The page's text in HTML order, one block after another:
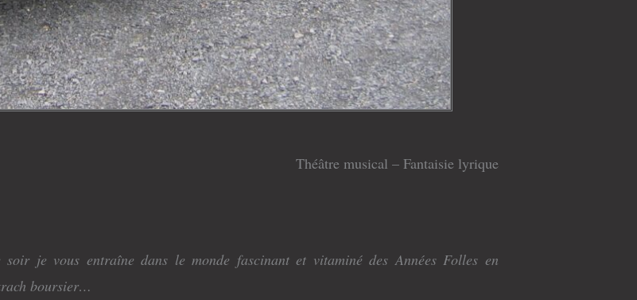
Théâtre musical – Fantaisie lyrique
je vous entraîne dans le monde fascinant et vitaminé des Années Folles en
boursier…